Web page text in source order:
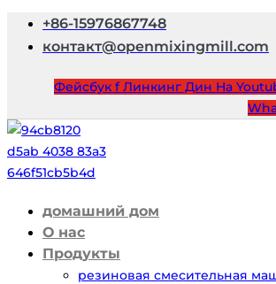
+86-15976867748
контакт@openmixingmill.com
Фейсбук f Линкинг Дин На
домашний дом
О нас
Продукты
резиновая смесительная